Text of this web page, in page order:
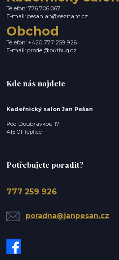
Telefon: 776 706 067
E-mail: pesanjan@seznam.cz
Obchod
Telefon: +420 777 259 926
E-mail: prodej@outbug.cz
Kde nás najdete
Kadeřnický salon Jan Pešan
Pod Doubravkou 17
415 01 Teplice
Potřebujete poradit?
777 259 926
poradna@janpesan.cz